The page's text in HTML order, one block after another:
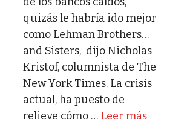
quizás le habría ido mejor
como Lehman Brothers…
and Sisters, dijo Nicholas
Kristof, columnista de The
New York Times. La crisis
actual, ha puesto de
relieve cómo … Leer más